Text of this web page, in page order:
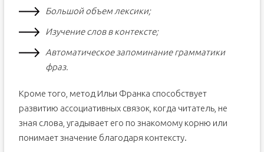
Большой объем лексики;
Изучение слов в контексте;
Автоматическое запоминание грамматики
фраз.
Кроме того, метод Ильи Франка способствует
развитию ассоциативных связок, когда читатель, не
зная слова, угадывает его по знакомому корню или
понимает значение благодаря контексту.